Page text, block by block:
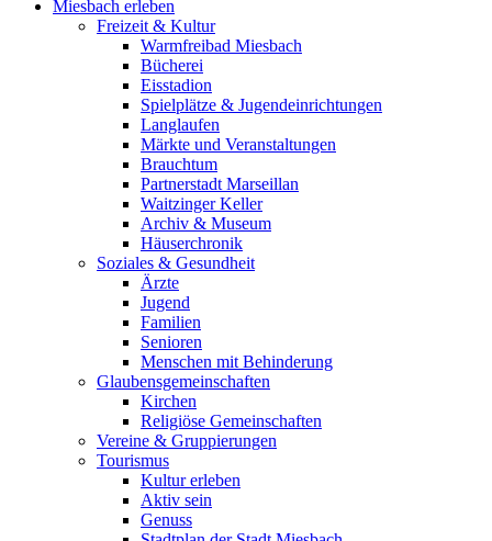
Miesbach erleben
Freizeit & Kultur
Warmfreibad Miesbach
Bücherei
Eisstadion
Spielplätze & Jugendeinrichtungen
Langlaufen
Märkte und Veranstaltungen
Brauchtum
Partnerstadt Marseillan
Waitzinger Keller
Archiv & Museum
Häuserchronik
Soziales & Gesundheit
Ärzte
Jugend
Familien
Senioren
Menschen mit Behinderung
Glaubensgemeinschaften
Kirchen
Religiöse Gemeinschaften
Vereine & Gruppierungen
Tourismus
Kultur erleben
Aktiv sein
Genuss